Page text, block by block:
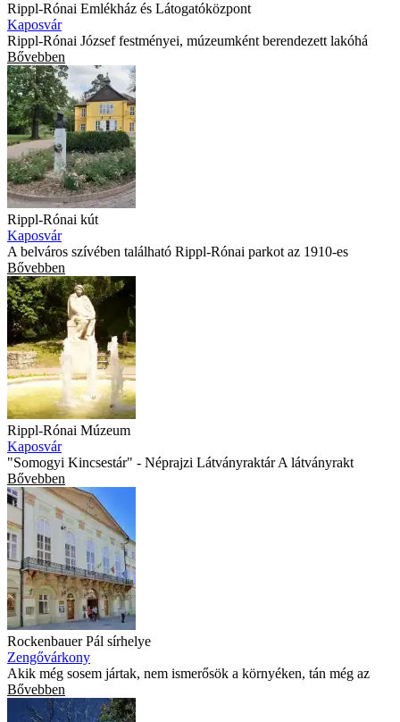
Rippl-Rónai Emlékház és Látogatóközpont
Kaposvár
Rippl-Rónai József festményei, múzeumként berendezett lakóhá
Bővebben
Rippl-Rónai kút
Kaposvár
A belváros szívében található Rippl-Rónai parkot az 1910-es
Bővebben
Rippl-Rónai Múzeum
Kaposvár
"Somogyi Kincsestár" - Néprajzi Látványraktár A látványrakt
Bővebben
Rockenbauer Pál sírhelye
Zengővárkony
Akik még sosem jártak, nem ismerősök a környéken, tán még az
Bővebben